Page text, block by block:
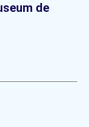
de